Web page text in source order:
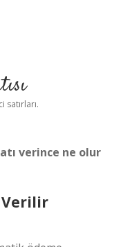
satırları.
verince ne olur
Verilir